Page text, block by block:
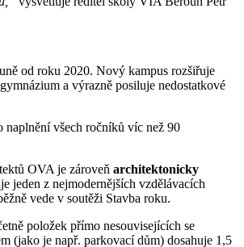
od roku 2020. Nový kampus rozšiřuje
a výrazně posiluje nedostatkové
naplnění všech ročníků víc než 90
OVA je zároveň architektonicky
jeden z nejmodernějších vzdělávacích
vede v soutěži Stavba roku.
položek přímo nesouvisejících se
(jako je např. parkovací dům) dosahuje 1,5